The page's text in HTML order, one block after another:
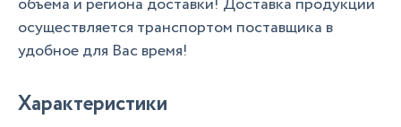
осуществляется транспортом поставщика в
удобное для Вас время!
Характеристики